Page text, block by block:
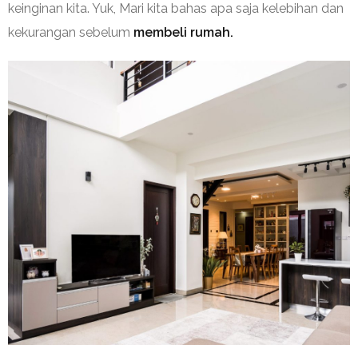
keinginan kita. Yuk, Mari kita bahas apa saja kelebihan dan
kekurangan sebelum membeli rumah.